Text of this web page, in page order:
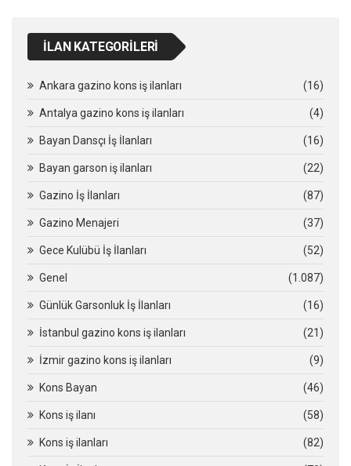
İLAN KATEGORILERI
Ankara gazino kons iş ilanları (16)
Antalya gazino kons iş ilanları (4)
Bayan Dansçı İş İlanları (16)
Bayan garson iş ilanları (22)
Gazino İş İlanları (87)
Gazino Menajeri (37)
Gece Kulübü İş İlanları (52)
Genel (1.087)
Günlük Garsonluk İş İlanları (16)
İstanbul gazino kons iş ilanları (21)
İzmir gazino kons iş ilanları (9)
Kons Bayan (46)
Kons iş ilanı (58)
Kons iş ilanları (82)